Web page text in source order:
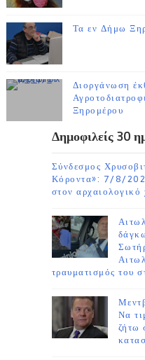
Τα εν Δήμω
Διοργάνωση
Ξηρομέρου
Δημοφιλείς 30
Σύνδεσμος
Κόροντα»: 7/8/
στον
τραυματισμός του
Να
ζήτω